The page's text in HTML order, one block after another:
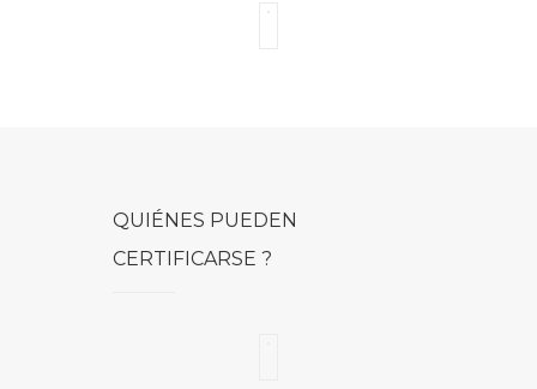
QUIÉNES PUEDEN
CERTIFICARSE ?